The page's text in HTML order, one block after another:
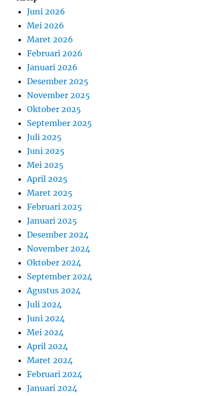
Juni 2026
Mei 2026
Maret 2026
Februari 2026
Januari 2026
Desember 2025
November 2025
Oktober 2025
September 2025
Juli 2025
Juni 2025
Mei 2025
April 2025
Maret 2025
Februari 2025
Januari 2025
Desember 2024
November 2024
Oktober 2024
September 2024
Agustus 2024
Juli 2024
Juni 2024
Mei 2024
April 2024
Maret 2024
Februari 2024
Januari 2024